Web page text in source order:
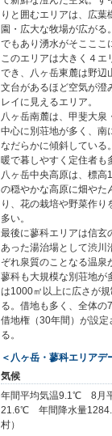
りと囲むエリアは、広葉
園・広大な牧場が広がる
でもあり湧水がそこここ
このエリアは大きく４エ
でき、八ヶ岳東麓は野辺
文台があるほど空気が澄
レイに見えるエリア。
八ヶ岳南麓は、甲斐大泉
中心に別荘地が多く、南
なだらかに傾斜している
暖で暮しやすく定住者も
八ヶ岳中央高原は、標高
の穏やかな高原に畑やた
り、花の栽培や野菜作り
多い。
最後に蓼科エリアは信玄
あった湯治場として渋川
ぞれ泉質のことなる温泉
蓼科も大規模な別荘地が
は1000㎡以上に広さが
る。借地も多く、全体の
借地権（30年間）が設定
る。
＜八ヶ岳・蓼科エリアデ
気候
年間平均気温9.1℃ 8月
21.6℃ 年間降水量
村）